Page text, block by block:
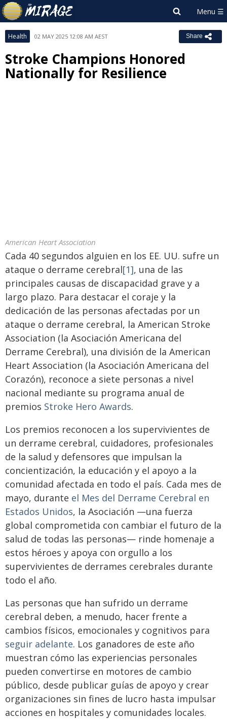
Health 02 MAY 2025 12:08 AM AEST Share
Stroke Champions Honored
Nationally for Resilience
American Heart Association
Cada 40 segundos alguien en los EE. UU. sufre un
ataque o derrame cerebral[1], una de las
principales causas de discapacidad grave y a
largo plazo. Para destacar el coraje y la
dedicación de las personas afectadas por un
ataque o derrame cerebral, la American Stroke
Association (la Asociación Americana del
Derrame Cerebral), una división de la American
Heart Association (la Asociación Americana del
Corazón), reconoce a siete personas a nivel
nacional mediante su programa anual de
premios Stroke Hero Awards.
Los premios reconocen a los supervivientes de
un derrame cerebral, cuidadores, profesionales
de la salud y defensores que impulsan la
concientización, la educación y el apoyo a la
comunidad afectada en todo el país. Cada mes de
mayo, durante el Mes del Derrame Cerebral en
Estados Unidos, la Asociación —una fuerza
global comprometida con cambiar el futuro de la
salud de todas las personas— rinde homenaje a
estos héroes y apoya con orgullo a los
supervivientes de derrames cerebrales durante
todo el año.
Las personas que han sufrido un derrame
cerebral deben, a menudo, hacer frente a
cambios físicos, emocionales y cognitivos para
seguir adelante. Los ganadores de este año
muestran cómo las experiencias personales
pueden convertirse en motores de cambio
público, desde publicar guías de apoyo y crear
organizaciones sin fines de lucro hasta impulsar
acciones en hospitales y comunidades locales.